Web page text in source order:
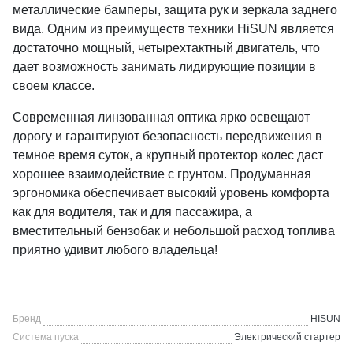
металлические бамперы, защита рук и зеркала заднего
вида. Одним из преимуществ техники HiSUN является
достаточно мощный, четырехтактный двигатель, что
дает возможность занимать лидирующие позиции в
своем классе.
Современная линзованная оптика ярко освещают
дорогу и гарантируют безопасность передвижения в
темное время суток, а крупный протектор колес даст
хорошее взаимодействие с грунтом. Продуманная
эргономика обеспечивает высокий уровень комфорта
как для водителя, так и для пассажира, а
вместительный бензобак и небольшой расход топлива
приятно удивит любого владельца!
Бренд
HISUN
Система пуска
Электрический стартер